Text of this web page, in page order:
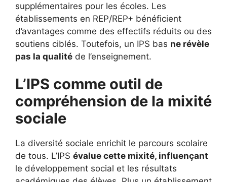
supplémentaires pour les écoles. Les
établissements en REP/REP+ bénéficient
d’avantages comme des effectifs réduits ou des
soutiens ciblés. Toutefois, un IPS bas ne révèle
pas la qualité de l’enseignement.
L’IPS comme outil de
compréhension de la mixité
sociale
La diversité sociale enrichit le parcours scolaire
de tous. L’IPS évalue cette mixité, influençant
le développement social et les résultats